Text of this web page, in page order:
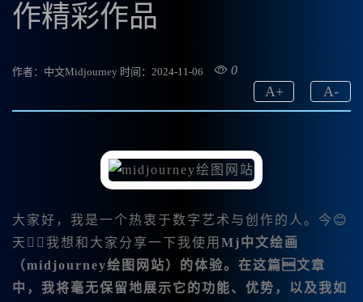
作精彩作品
作者：中文Midjourney 时间：2024-11-06 0
A-
A+
大家好，我是一个热衷于数字艺术与创作的人。今😊
天，我想和大家分享一下我使用 Mj中文绘画
（midjourney绘图网站）的体验。在这篇文章
中，我将毫无保留地展示它的功能、优势，以及我如